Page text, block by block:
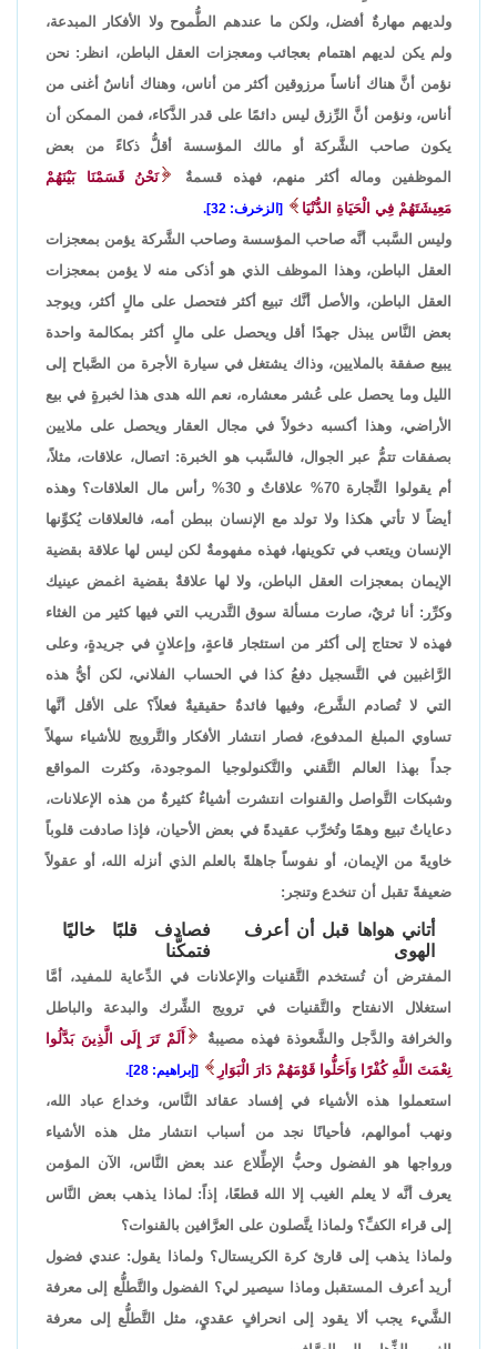
ولديهم مهارةٌ أفضل، ولكن ما عندهم الطُّموح ولا الأفكار المبدعة،
ولم يكن لديهم اهتمام بعجائب ومعجزات العقل الباطن، انظر: نحن
نؤمن أنَّ هناك أناساً مرزوقين أكثر من أناس، وهناك أناسٌ أغنى من
أناس، ونؤمن أنَّ الرِّزق ليس دائمًا على قدر الذَّكاء، فمن الممكن أن
يكون صاحب الشَّركة أو مالك المؤسسة أقلُّ ذكاءً من بعض
الموظفين وماله أكثر منهم، فهذه قسمةٌ
نَحْنُ قَسَمْنَا بَيْنَهُمْ
مَعِيشَتَهُمْ فِي الْحَيَاةِ الدُّنْيَا
[الزخرف: 32].
وليس السَّبب أنَّه صاحب المؤسسة وصاحب الشَّركة يؤمن بمعجزات
العقل الباطن، وهذا الموظف الذي هو أذكى منه لا يؤمن بمعجزات
العقل الباطن، والأصل أنَّك تبيع أكثر فتحصل على مالٍ أكثر، ويوجد
بعض النَّاس يبذل جهدًا أقل ويحصل على مالٍ أكثر بمكالمة واحدة
يبيع صفقة بالملايين، وذاك يشتغل في سيارة الأجرة من الصَّباح إلى
الليل وما يحصل على عُشر معشاره، نعم الله هدى هذا لخبرةٍ في بيع
الأراضي، وهذا أكسبه دخولاً في مجال العقار ويحصل على ملايين
بصفقات تتمُّ عبر الجوال، فالسَّبب هو الخبرة: اتصال، علاقات، مثلاً،
أم يقولوا التِّجارة 70% علاقاتٌ و 30% رأس مال العلاقات؟ وهذه
أيضاً لا تأتي هكذا ولا تولد مع الإنسان ببطن أمه، فالعلاقات يُكوِّنها
الإنسان ويتعب في تكوينها، فهذه مفهومةٌ لكن ليس لها علاقة بقضية
الإيمان بمعجزات العقل الباطن، ولا لها علاقةٌ بقضية اغمض عينيك
وكرِّر: أنا ثريٌ، صارت مسألة سوق التَّدريب التي فيها كثير من الغثاء
فهذه لا تحتاج إلى أكثر من استئجار قاعةٍ، وإعلانٍ في جريدةٍ، وعلى
الرَّاغبين في التَّسجيل دفعُ كذا في الحساب الفلاني، لكن أيُّ هذه
التي لا تُصادم الشَّرع، وفيها فائدةٌ حقيقيةٌ فعلاً؟ على الأقل أنَّها
تساوي المبلغ المدفوع، فصار انتشار الأفكار والتَّرويج للأشياء سهلاً
جداً بهذا العالم التَّقني والتَّكنولوجيا الموجودة، وكثرت المواقع
وشبكات التَّواصل والقنوات انتشرت أشياءٌ كثيرةٌ من هذه الإعلانات،
دعاياتٌ تبيع وهمًا وتُخرِّب عقيدةً في بعض الأحيان، فإذا صادفت قلوباً
خاويةً من الإيمان، أو نفوساً جاهلةً بالعلم الذي أنزله الله، أو عقولاً
ضعيفةً تقبل أن تنخدع وتنجر:
أتاني هواها قبل أن أعرف
الهوى
فصادف قلبًا خاليًا
فتمكَّنا
المفترض أن تُستخدم التَّقنيات والإعلانات في الدِّعاية للمفيد، أمَّا
استغلال الانفتاح والتَّقنيات في ترويج الشِّرك والبدعة والباطل
والخرافة والدَّجل والشَّعوذة فهذه مصيبةٌ
أَلَمْ تَرَ إِلَى الَّذِينَ بَدَّلُوا
نِعْمَتَ اللَّهِ كُفْرًا وَأَحَلُّوا قَوْمَهُمْ دَارَ الْبَوَارِ
[إبراهيم: 28].
استعملوا هذه الأشياء في إفساد عقائد النَّاس، وخداع عباد الله،
ونهب أموالهم، فأحيانًا نجد من أسباب انتشار مثل هذه الأشياء
ورواجها هو الفضول وحبُّ الإطِّلاع عند بعض النَّاس، الآن المؤمن
يعرف أنَّه لا يعلم الغيب إلا الله قطعًا، إذاً: لماذا يذهب بعض النَّاس
إلى قراء الكفِّ؟ ولماذا يتَّصلون على العرَّافين بالقنوات؟
ولماذا يذهب إلى قارئ كرة الكريستال؟ ولماذا يقول: عندي فضول
أريد أعرف المستقبل وماذا سيصير لي؟ الفضول والتَّطلُّع إلى معرفة
الشَّيء يجب ألا يقود إلى انحرافٍ عقديٍ، مثل التَّطلُّع إلى معرفة